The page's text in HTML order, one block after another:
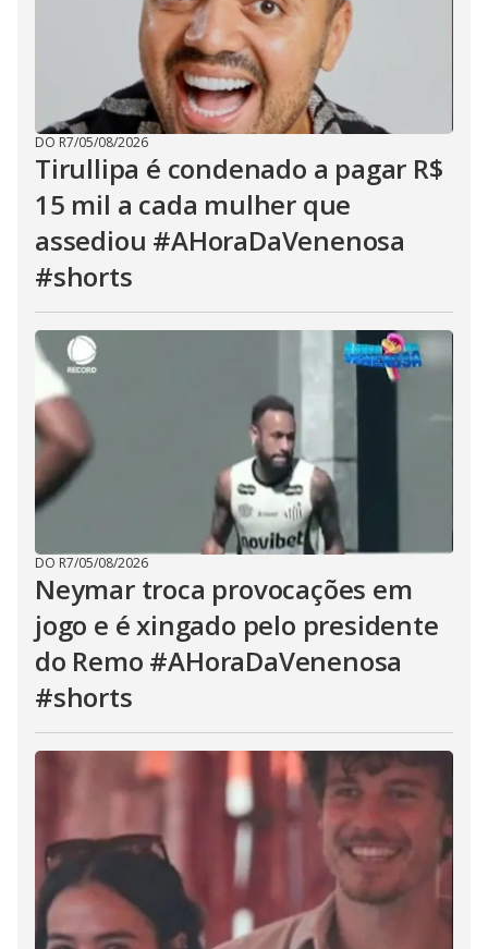
DO R7/05/08/2026
Tirullipa é condenado a pagar R$
15 mil a cada mulher que
assediou #AHoraDaVenenosa
#shorts
DO R7/05/08/2026
Neymar troca provocações em
jogo e é xingado pelo presidente
do Remo #AHoraDaVenenosa
#shorts